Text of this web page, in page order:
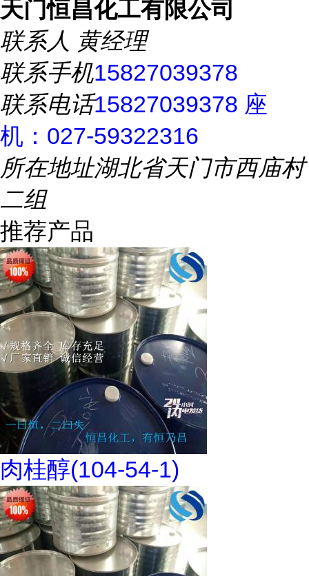
天门恒昌化工有限公司
联系人 黄经理
联系手机15827039378
联系电话15827039378 座
机：027-59322316
所在地址湖北省天门市西庙村
二组
推荐产品
肉桂醇(104-54-1)